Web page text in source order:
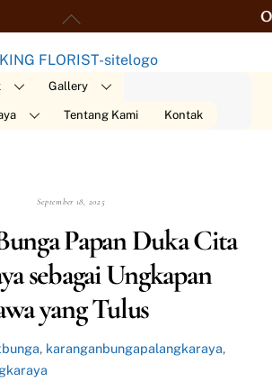
Order
Gallery
Tentang Kami Kontak
September 18, 2025
Papan Duka Cita
sebagai Ungkapan
yang Tulus
, karanganbungapalangkaraya,
Back
To
Top